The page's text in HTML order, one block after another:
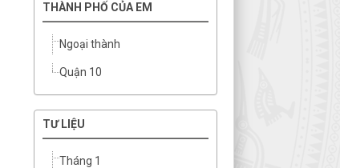
THÀNH PHỐ CỦA EM
Ngoại thành
Quận 10
TƯ LIỆU
Tháng 1